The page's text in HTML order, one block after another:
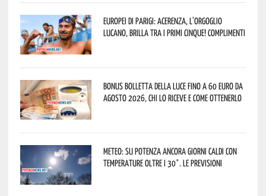
Europei di Parigi: Acerenza, l’orgoglio
lucano, brilla tra i primi cinque! Complimenti
Bonus bolletta della luce fino a 60 euro da
agosto 2026, chi lo riceve e come ottenerlo
Meteo: su Potenza ancora giorni caldi con
temperature oltre i 30°. Le previsioni